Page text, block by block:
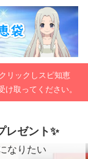
リックしスピ知恵
取ってください。
レゼント✨
なりたい